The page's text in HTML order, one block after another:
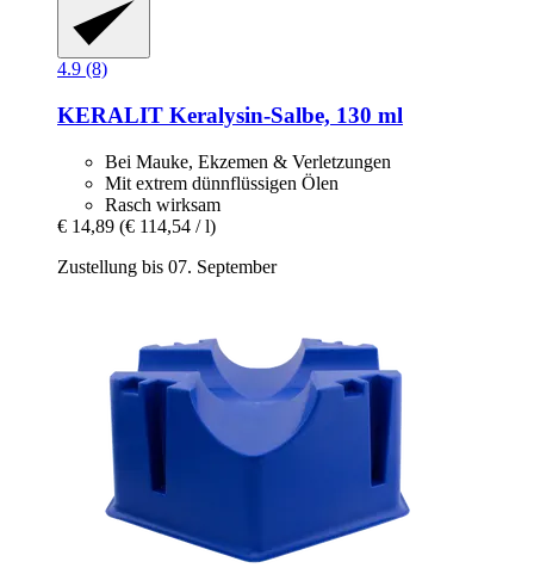
4.9 (8)
KERALIT Keralysin-​Salbe, 130 ml
Bei Mauke, Ekzemen & Verletzungen
Mit extrem dünnflüssigen Ölen
Rasch wirksam
€ 14,89 (€ 114,54 / l)
Zustellung bis 07. September